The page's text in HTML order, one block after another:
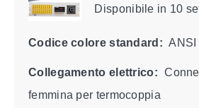
Disponibile in 10
Codice colore standard: ANSI
Collegamento elettrico:
femmina per termocoppia